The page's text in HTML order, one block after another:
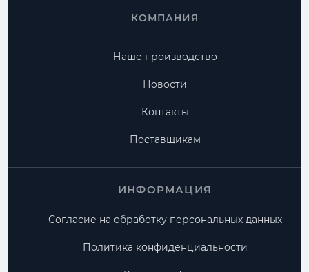
КОМПАНИЯ
Наше производство
Новости
Контакты
Поставщикам
ИНФОРМАЦИЯ
Согласие на обработку персональных данных
Политика конфиденциальности